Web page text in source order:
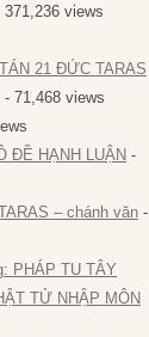
371,236 views
21 ĐỨC TARAS
- 71,468 views
ĐỀ HẠNH LUẬN -
– chánh văn -
PHÁP TU TÂY
TỬ NHẬP MÔN